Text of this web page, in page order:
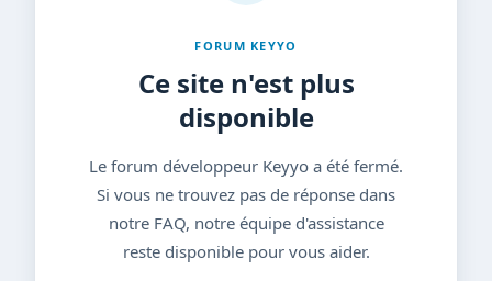
FORUM KEYYO
Ce site n'est plus
disponible
Le forum développeur Keyyo a été fermé.
Si vous ne trouvez pas de réponse dans
notre FAQ, notre équipe d'assistance
reste disponible pour vous aider.